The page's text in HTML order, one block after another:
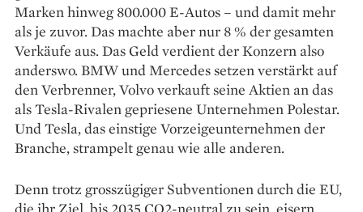
Marken hinweg 800.000 E-Autos – und damit mehr
als je zuvor. Das machte aber nur 8 % der gesamten
Verkäufe aus. Das Geld verdient der Konzern also
anderswo. BMW und Mercedes setzen verstärkt auf
den Verbrenner, Volvo ver­kauft seine Aktien an das
als Tesla-Rivalen ge­priesene Unternehmen Polestar.
Und Tesla, das einstige Vor­zeigeunternehmen der
Branche, strampelt genau wie alle anderen.
Denn trotz grosszügiger Subventionen durch die EU,
die ihr Ziel, bis 2035 CO2-neutral zu sein, eisern